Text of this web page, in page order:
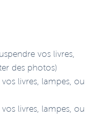
vos livres,
des photos)
livres, lampes, ou
livres, lampes, ou